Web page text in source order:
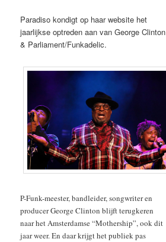
­Paradiso kondigt op haar website het
jaarlijkse optreden aan van George Clinton
& Parliament/Funkadelic.
P-Funk-meester, bandleider, songwriter en
producer George Clinton blijft terugkeren
naar het Amsterdamse “Mothership”, ook dit
jaar weer. En daar krijgt het publiek pas